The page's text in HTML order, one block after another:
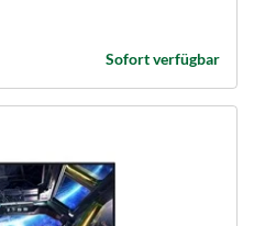
Sofort verfügbar